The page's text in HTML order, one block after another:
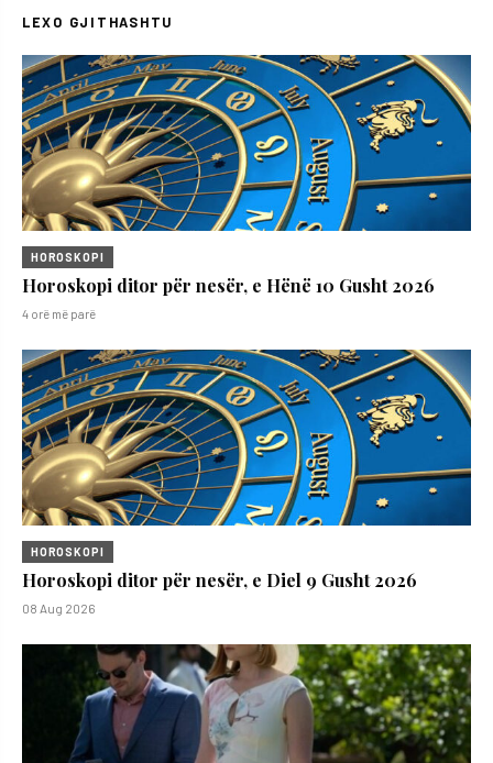
LEXO GJITHASHTU
HOROSKOPI
Horoskopi ditor për nesër, e Hënë 10 Gusht 2026
4 orë më parë
HOROSKOPI
Horoskopi ditor për nesër, e Diel 9 Gusht 2026
08 Aug 2026